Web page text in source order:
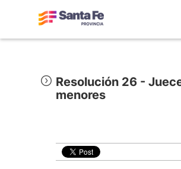
Resolución 26 -
menores